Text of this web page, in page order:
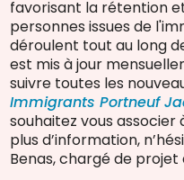
favorisant la rétention
personnes issues de
déroulent tout au long
est mis à jour
suivre toutes les
Immigrants Portneuf
souhaitez vous
plus d’information,
Benas, chargé de